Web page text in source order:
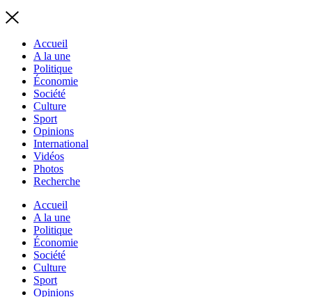
Accueil
A la une
Politique
Économie
Société
Culture
Sport
Opinions
International
Vidéos
Photos
Recherche
Accueil
A la une
Politique
Économie
Société
Culture
Sport
Opinions